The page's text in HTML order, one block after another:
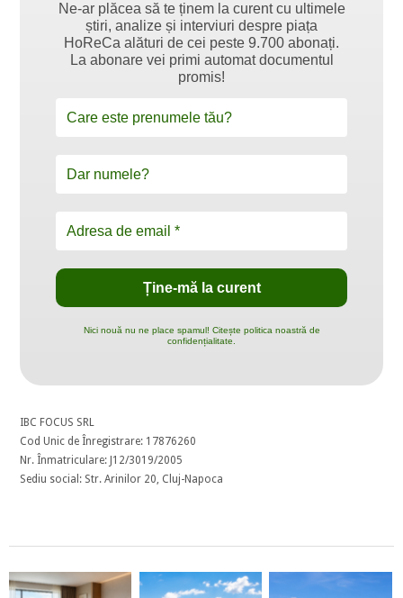
Ne-ar plăcea să te ținem la curent cu ultimele
știri, analize și interviuri despre piața
HoReCa alături de cei peste 9.700 abonați.
La abonare vei primi automat documentul
promis!
Nici nouă nu ne place spamul! Citește politica noastră de
confidențialitate.
IBC FOCUS SRL
Cod Unic de Înregistrare: 17876260
Nr. Înmatriculare: J12/3019/2005
Sediu social: Str. Arinilor 20, Cluj-Napoca